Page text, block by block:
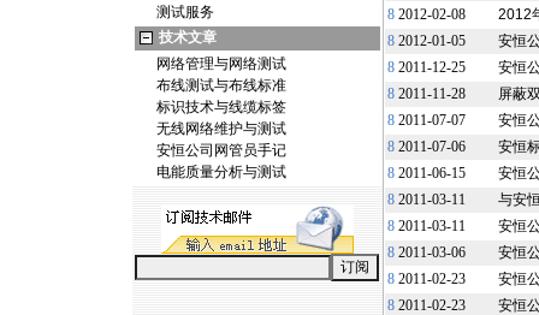
测试服务
技术文章
网络管理与网络测试
布线测试与布线标准
标识技术与线缆标签
无线网络维护与测试
安恒公司网管员手记
电能质量分析与测试
8 2012-02-08
2012
8 2012-01-05
安恒
8 2011-12-25
安恒
8 2011-11-28
屏蔽
8 2011-07-07
安恒
8 2011-07-06
安恒
8 2011-06-15
安恒
8 2011-03-11
与安
8 2011-03-11
安恒
8 2011-03-06
安恒
8 2011-02-23
安恒
8 2011-02-23
安恒